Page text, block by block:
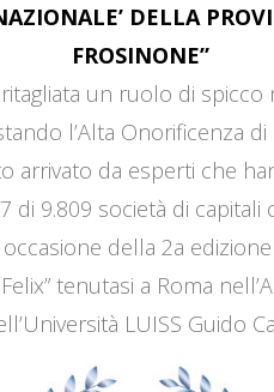
DELLA
FROSINONE”
ritagliata un ruolo di
l’Alta Onorificenza di
arrivato da esperti che
di 9.809 società di capitali
della 2a
tenutasi a Roma
LUISS Guido